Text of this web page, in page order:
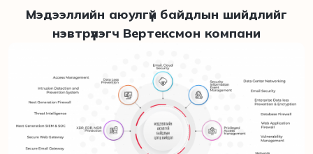
Мэдээллийн аюулгүй байдлын шийдлийг
нэвтрүүлэгч Вертексмон компани